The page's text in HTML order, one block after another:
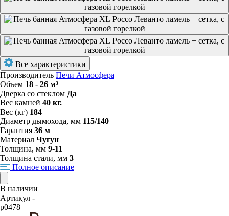
Все характеристики
Производитель Печи Атмосфера
Объем 18 - 26 м³
Дверка со стеклом Да
Вес камней 40 кг.
Вес (кг) 184
Диаметр дымохода, мм 115/140
Гарантия 36 м
Материал Чугун
Толщина, мм 9-11
Толщина стали, мм 3
Полное описание
В наличии
Артикул -
p0478